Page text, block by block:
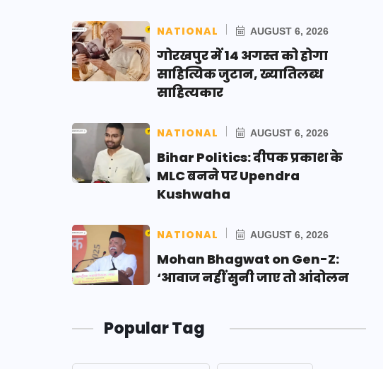
NATIONAL AUGUST 6, 2026
गोरखपुर में 14 अगस्त को होगा
साहित्यिक जुटान, ख्यातिलब्ध
साहित्यकार
NATIONAL AUGUST 6, 2026
Bihar Politics: दीपक प्रकाश के
MLC बनने पर Upendra
Kushwaha
NATIONAL AUGUST 6, 2026
Mohan Bhagwat on Gen-Z:
‘आवाज नहीं सुनी जाए तो आंदोलन
Popular Tag